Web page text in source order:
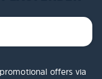
offers via